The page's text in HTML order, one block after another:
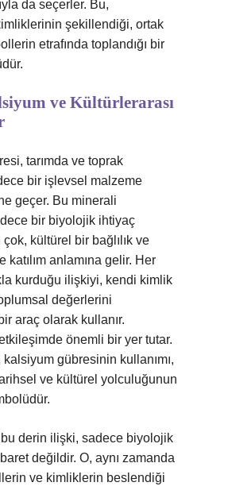
da seçerler. Bu,
şekillendiği, ortak
etrafında toplandığı bir
ve Kültürlerarası
tarımda ve toprak
bir işlevsel malzeme
geçer. Bu minerali
bir biyolojik ihtiyaç
çok, kültürel bir bağlılık ve
katılım anlamına gelir. Her
kurduğu ilişkiyi, kendi kimlik
değerlerini
araç olarak kullanır.
önemli bir yer tutar.
gübresinin kullanımı,
ve kültürel yolculuğunun
derin ilişki, sadece biyolojik
değildir. O, aynı zamanda
ve kimliklerin beslendiği